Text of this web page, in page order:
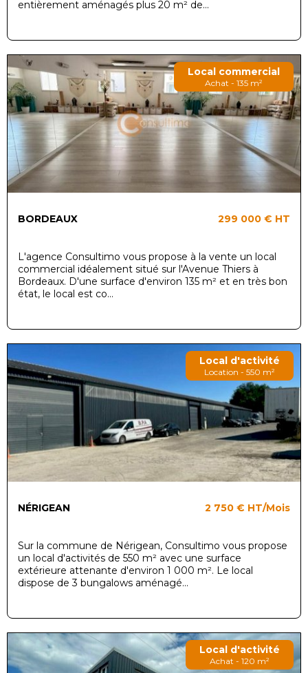
entièrement aménagés plus 20 m² de...
Local commercial
Achat - 135 m²
BORDEAUX 299 000 € HT
L'agence Consultimo vous propose à la vente un local
commercial idéalement situé sur l'Avenue Thiers à
Bordeaux. D'une surface d'environ 135 m² et en très bon
état, le local est co...
Local d'activité
Location - 550 m²
NÉRIGEAN 2 750 € HT/Mois
Sur la commune de Nérigean, Consultimo vous propose
un local d'activités de 550 m² avec une surface
extérieure attenante d'environ 1 000 m². Le local
dispose de 3 bungalows aménagé...
Local d'activité
Achat - 120 m²